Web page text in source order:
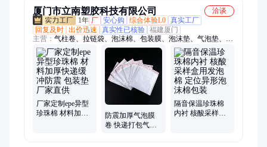
厦门市立南塑胶科技有限公司
洽谈
1年 厂 安心购 综合体验L0 真实工厂
回复及时 出价迅速 真实性已核验 福建厦门
主营： 气柱卷、拉链袋、泡沫棉、包装膜、泡沫垫、气泡垫、包
装袋、铝箔袋、充气袋、食品袋、缠绕膜、气枕袋、气泡柱、珠
光袋、珍珠棉、信封袋、打包袋、塑料袋、真空袋、防水袋、气
泡片、物流袋、发泡袋、气泡袋、手提袋
厂家定制epe异型
珍珠棉 材料加厚
防震加厚气泡膜
卷 快递打包气泡
隔音保温珍珠棉
内衬 核酸采样盒